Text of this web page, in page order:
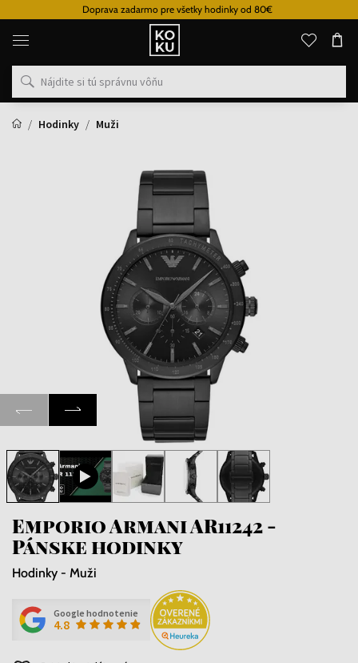
Doprava zadarmo pre všetky hodinky od 80€
Originálne
parfémy
hodinky
na
mieste
Hodinky
Muži
Emporio Armani AR11242 -
Pánske hodinky
Hodinky - Muži
Google hodnotenie
4.8